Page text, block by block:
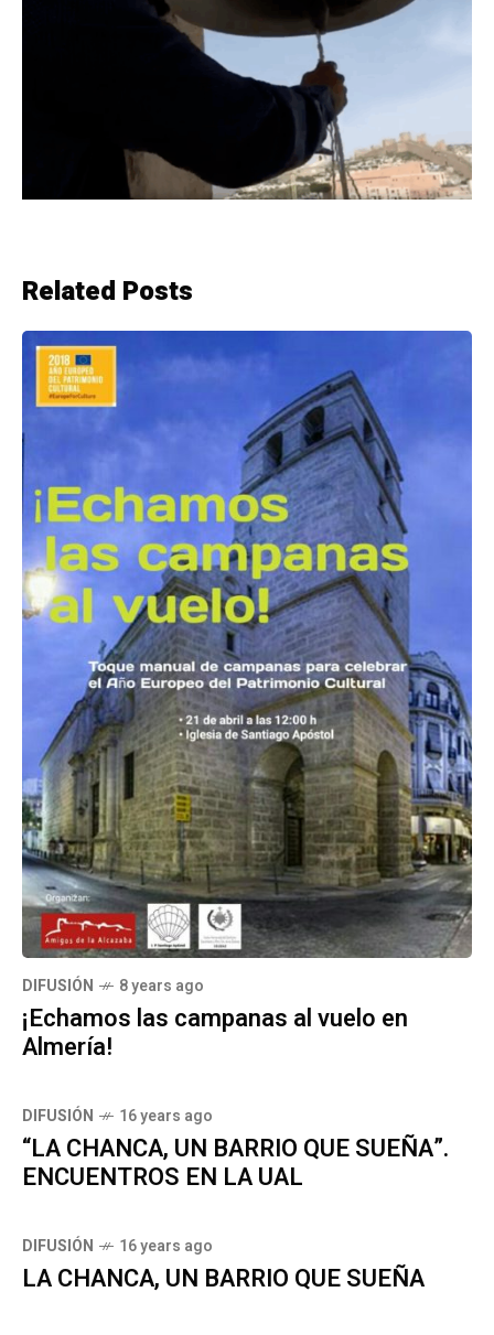
Related Posts
DIFUSIÓN 8 years ago
¡Echamos las campanas al vuelo en
Almería!
DIFUSIÓN 16 years ago
“LA CHANCA, UN BARRIO QUE SUEÑA”.
ENCUENTROS EN LA UAL
DIFUSIÓN 16 years ago
LA CHANCA, UN BARRIO QUE SUEÑA